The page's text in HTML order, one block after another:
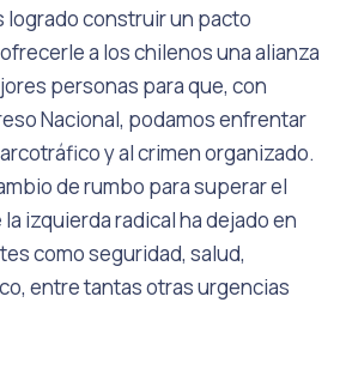
logrado construir un pacto
a los chilenos una alianza
personas para que, con
Nacional, podamos enfrentar
y al crimen organizado.
de rumbo para superar el
izquierda radical ha dejado en
como seguridad, salud,
entre tantas otras urgencias